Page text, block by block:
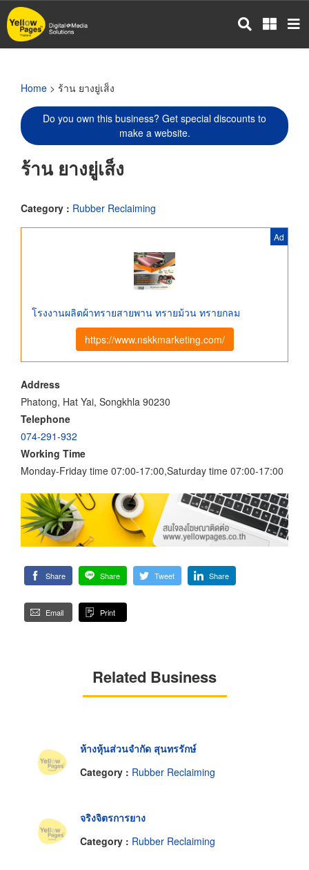
Skip
to
main
Home > ร้าน ยางยู่เส็ง
Do you own this business? Get special discounts to
make a website.
ร้าน ยางยู่เส็ง
Category : Rubber Reclaiming
Ad
โรงงานผลิตผ้าทรายสายพาน ทรายม้วน ทรายกลม
https://www.nskkmarketing.com/
Address
Phatong, Hat Yai, Songkhla 90230
Telephone
074-291-932
Working Time
Monday-Friday time 07:00-17:00,Saturday time 07:00-17:00
Share Share Tweet Share
Email Print
Related Business
ห้างหุ้นส่วนจำกัด สุนทรรักษ์
Category : Rubber Reclaiming
จริงจิตรการยาง
Category : Rubber Reclaiming